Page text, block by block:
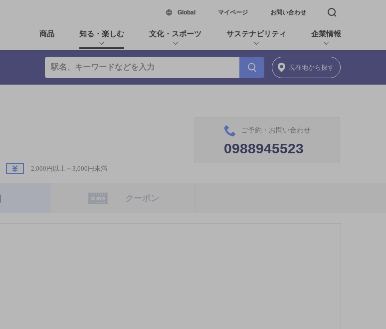
Global新しいウィンドウで開く
マイページ お問い合わせ 検索窓を開く
商品 知る・楽しむ 文化・スポーツ サステナビリティ 企業情報
現在地から探す
2,000円以上～3,000円未満
ご予約・お問い合わせ
0988945523
クーポン